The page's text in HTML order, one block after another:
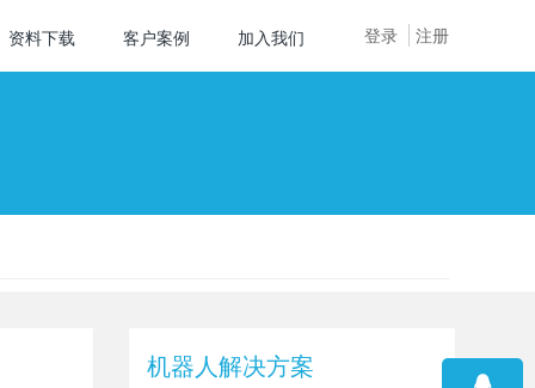
登录 注册
资料下载 客户案例 加入我们
机器人解决方案